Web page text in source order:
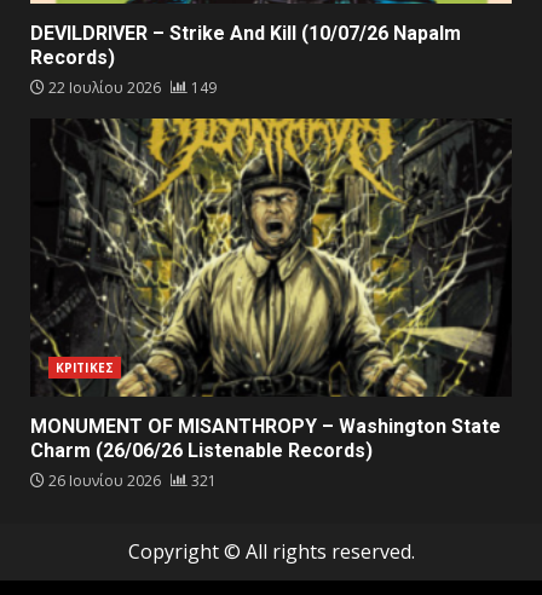
DEVILDRIVER – Strike And Kill (10/07/26 Napalm
Records)
22 Ιουλίου 2026 149
ΚΡΙΤΙΚΕΣ
MONUMENT OF MISANTHROPY – Washington State
Charm (26/06/26 Listenable Records)
26 Ιουνίου 2026 321
Copyright © All rights reserved.